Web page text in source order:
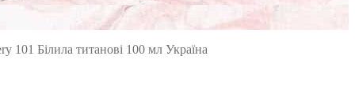
101 Білила титанові 100 мл Україна